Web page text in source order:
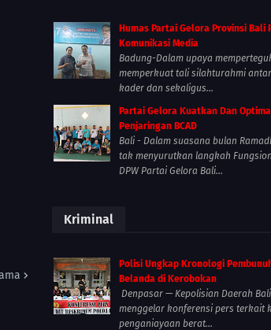
Humas Partai Gelora Provinsi Bali
Komunikasi Media
Badung-Dalam upaya
memperkuat tali silahturahmi
kader dan sekaligus...
Partai Gelora Kuatkan Dan
Penjaringan BCAD
Bali - Dalam suasana bulan
tak menyurutkan langkah
DPW Partai Gelora Bali...
Kriminal
Polisi Ungkap Kronologi
Belanda di Kerobokan
Denpasar — Kepolisian Daerah Bali
menggelar konferensi pers terkait
penganiayaan berat...